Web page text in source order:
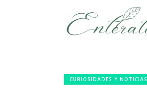
CURIOSIDADES Y NOTICIAS